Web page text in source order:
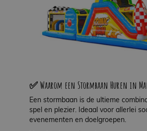
✅ Waarom een Stormbaan Huren in
Een stormbaan is de ultieme
spel en plezier. Ideaal voor allerlei
evenementen en doelgroepen.